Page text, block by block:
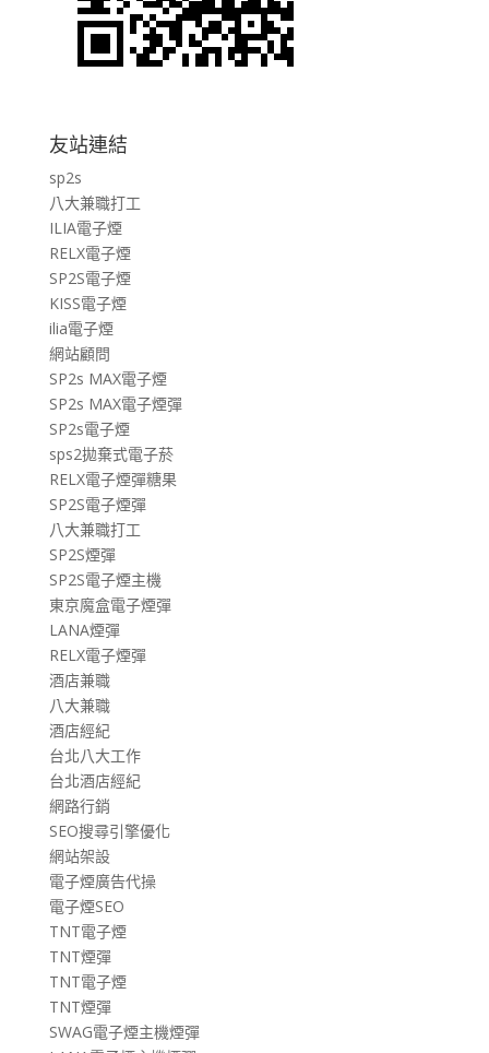
友站連結
sp2s
八大兼職打工
ILIA電子煙
RELX電子煙
SP2S電子煙
KISS電子煙
ilia電子煙
網站顧問
SP2s MAX電子煙
SP2s MAX電子煙彈
SP2s電子煙
sps2拋棄式電子菸
RELX電子煙彈糖果
SP2S電子煙彈
八大兼職打工
SP2S煙彈
SP2S電子煙主機
東京魔盒電子煙彈
LANA煙彈
RELX電子煙彈
酒店兼職
八大兼職
酒店經紀
台北八大工作
台北酒店經紀
網路行銷
SEO搜尋引擎優化
網站架設
電子煙廣告代操
電子煙SEO
TNT電子煙
TNT煙彈
TNT電子煙
TNT煙彈
SWAG電子煙主機煙彈